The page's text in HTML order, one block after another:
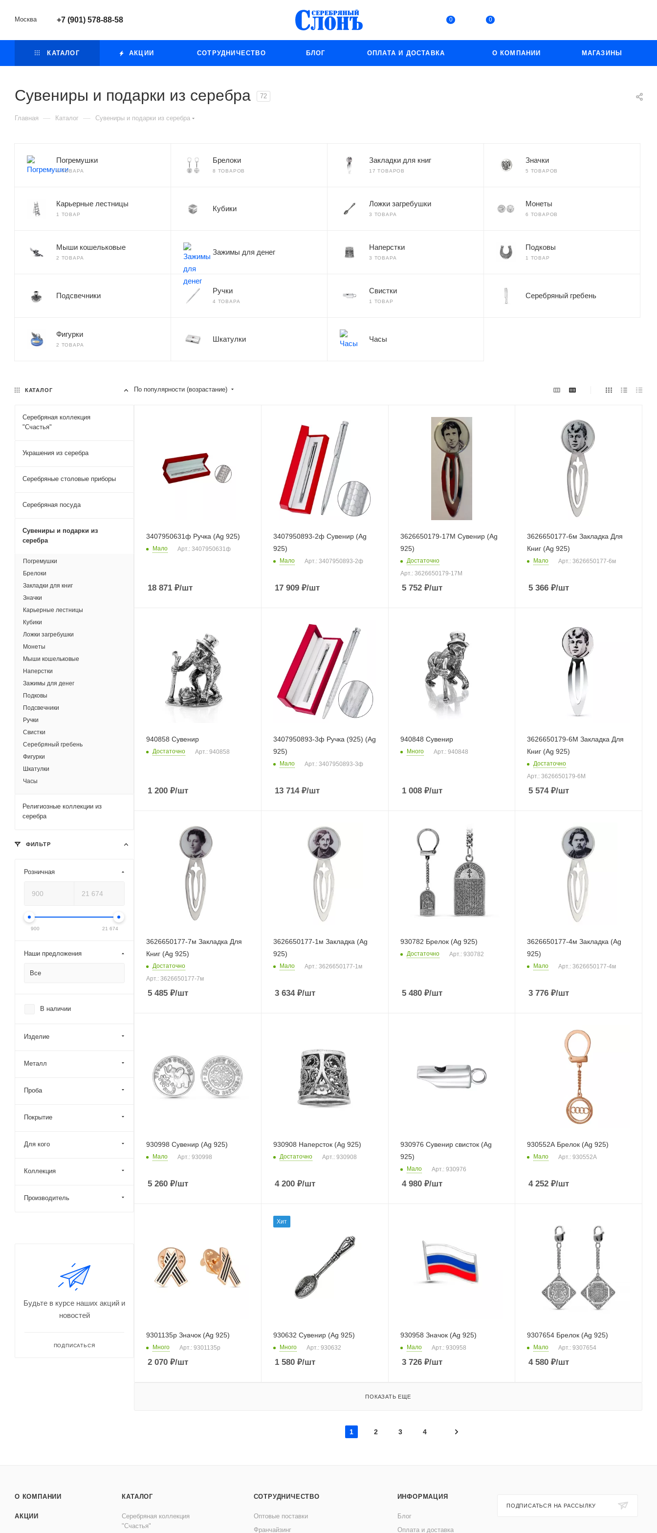
Москва +7 (901) 578-88-58 0 0
КАТАЛОГ АКЦИИ СОТРУДНИЧЕСТВО БЛОГ ОПЛАТА И ДОСТАВКА О КОМПАНИИ МАГАЗИНЫ
Сувениры и подарки из серебра 72
Главная — Каталог — Сувениры и подарки из серебра
Погремушки
4 ТОВАРА
Брелоки
8 ТОВАРОВ
Закладки для книг
17 ТОВАРОВ
Значки
5 ТОВАРОВ
Карьерные лестницы
1 ТОВАР
Кубики
Ложки загребушки
3 ТОВАРА
Монеты
6 ТОВАРОВ
Мыши кошельковые
2 ТОВАРА
Зажимы для денег
Наперстки
3 ТОВАРА
Подковы
1 ТОВАР
Подсвечники
Ручки
4 ТОВАРА
Свистки
1 ТОВАР
Серебряный гребень
Фигурки
2 ТОВАРА
Шкатулки Часы
По популярности (возрастание)
3407950631ф Ручка (Ag 925)
Мало Арт.: 3407950631ф
18 871 ₽/шт
3407950893-2ф Сувенир (Ag
925)
Мало Арт.: 3407950893-2ф
17 909₽/шт
3626650179-17М Сувенир (Ag
925)
Достаточно
Арт.: 3626650179-17М
5 752₽/шт
3626650177-6м Закладка Для
Книг (Ag 925)
Мало Арт.: 3626650177-6м
5 366 ₽/шт
940858 Сувенир
Достаточно Арт.: 940858
1 200 ₽/шт
3407950893-3ф Ручка (925) (Ag
925)
Мало Арт.: 3407950893-3ф
13 714₽/шт
940848 Сувенир
Много Арт.: 940848
1 008₽/шт
3626650179-6М Закладка Для
Книг (Ag 925)
Достаточно
Арт.: 3626650179-6М
5 574₽/шт
3626650177-7м Закладка Для
Книг (Ag 925)
Достаточно
Арт.: 3626650177-7м
5 485 ₽/шт
3626650177-1м Закладка (Ag
925)
Мало Арт.: 3626650177-1м
3 634₽/шт
930782 Брелок (Ag 925)
Достаточно Арт.: 930782
5 480₽/шт
3626650177-4м Закладка (Ag
925)
Мало Арт.: 3626650177-4м
3 776 ₽/шт
930998 Сувенир (Ag 925)
Мало Арт.: 930998
5 260 ₽/шт
930908 Наперсток (Ag 925)
Достаточно Арт.: 930908
4 200₽/шт
930976 Сувенир свисток (Ag
925)
Мало Арт.: 930976
4 980₽/шт
930552А Брелок (Ag 925)
Мало Арт.: 930552А
4 252 ₽/шт
9301135р Значок (Ag 925)
Много Арт.: 9301135р
2 070 ₽/шт
Хит
930632 Сувенир (Ag 925)
Много Арт.: 930632
1 580₽/шт
930958 Значок (Ag 925)
Мало Арт.: 930958
3 726₽/шт
9307654 Брелок (Ag 925)
Мало Арт.: 9307654
4 580 ₽/шт
ПОКАЗАТЬ ЕЩЕ
1 2 3 4
КАТАЛОГ
Серебряная коллекция
"Счастья"
Украшения из серебра
Серебряные столовые приборы
Серебряная посуда
Сувениры и подарки из
серебра
Погремушки
Брелоки
Закладки для книг
Значки
Карьерные лестницы
Кубики
Ложки загребушки
Монеты
Мыши кошельковые
Наперстки
Зажимы для денег
Подковы
Подсвечники
Ручки
Свистки
Серебряный гребень
Фигурки
Шкатулки
Часы
Религиозные коллекции из
серебра
ФИЛЬТР
Розничная
900 21 674
Наши предложения
Все
В наличии
Изделие
Металл
Проба
Покрытие
Для кого
Коллекция
Производитель
Будьте в курсе наших акций и
новостей
ПОДПИСАТЬСЯ
О КОМПАНИИ
АКЦИИ
КАТАЛОГ
Серебряная коллекция
"Счастья"
СОТРУДНИЧЕСТВО
Оптовые поставки
Франчайзинг
ИНФОРМАЦИЯ
Блог
Оплата и доставка
ПОДПИСАТЬСЯ НА РАССЫЛКУ